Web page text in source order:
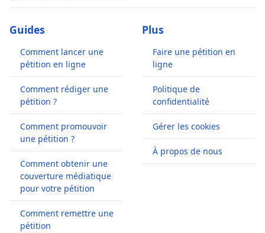
Guides
Comment lancer une
pétition en ligne
Comment rédiger une
pétition ?
Comment promouvoir
une pétition ?
Comment obtenir une
couverture médiatique
pour votre pétition
Comment remettre une
pétition
Plus
Faire une pétition en
ligne
Politique de
confidentialité
Gérer les cookies
À propos de nous